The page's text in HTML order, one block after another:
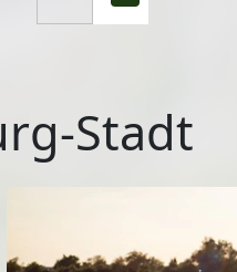
Stadt